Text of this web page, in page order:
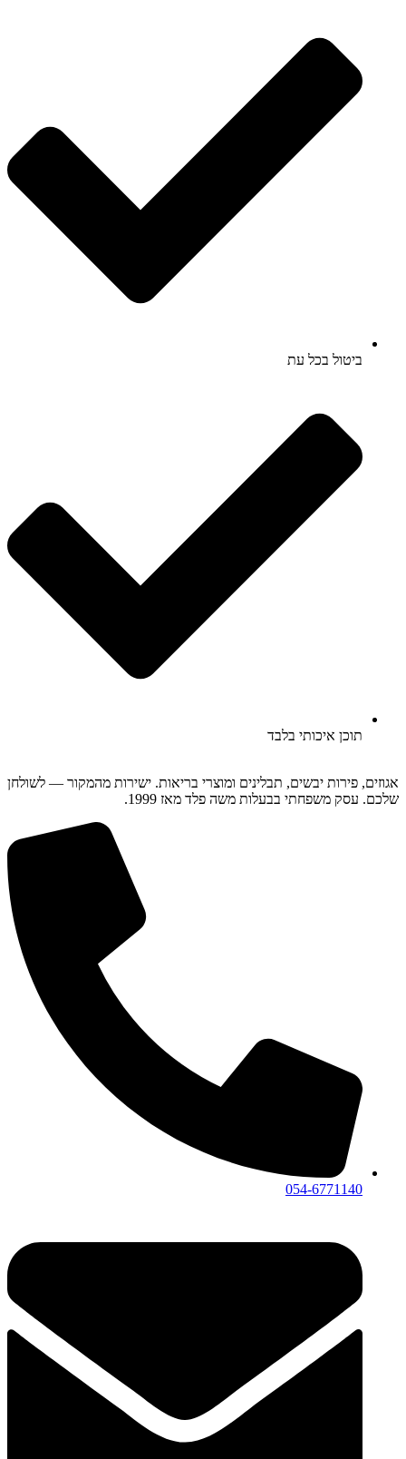
ביטול בכל עת
תוכן איכותי בלבד
אגוזים, פירות יבשים, תבלינים ומוצרי בריאות. ישירות מהמקור — לשולחן
שלכם. עסק משפחתי בבעלות משה פלד מאז 1999.
054-6771140